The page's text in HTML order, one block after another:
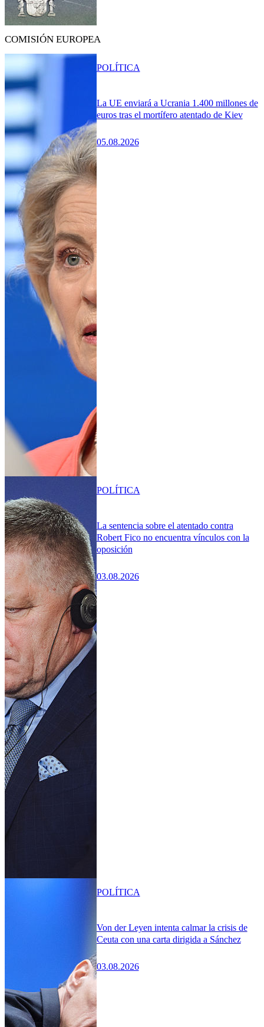
COMISIÓN EUROPEA
La UE enviará a Ucrania 1.400 millones de
euros tras el mortífero atentado de Kiev
05.08.2026
POLÍTICA
La sentencia sobre el atentado contra
Robert Fico no encuentra vínculos con la
oposición
03.08.2026
POLÍTICA
Von der Leyen intenta calmar la crisis de
Ceuta con una carta dirigida a Sánchez
03.08.2026
POLÍTICA